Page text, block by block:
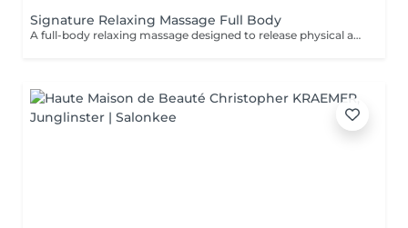
Signature Relaxing Massage Full Body
A full-body relaxing massage designed to release physical and mental tension. The technique is adapted to your body and your needs on the day, offering deep and lasting relaxation. This treatment can be combined with a targeted massage (neck & scalp or feet) for a more personalized experience.